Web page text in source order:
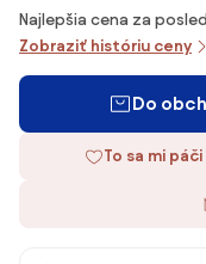
Najlepšia cena za
Zobraziť históriu ceny
Do
To sa mi páči